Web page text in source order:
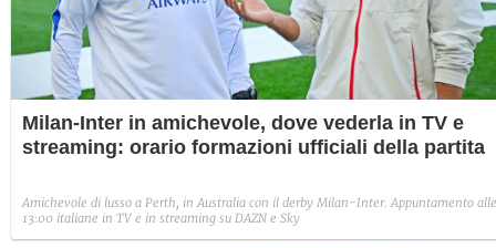
Milan-Inter in amichevole, dove vederla in TV e
streaming: orario formazioni ufficiali della partita
Amichevole di lusso a Perth, in Australia con il derby Milan-Inter. Appuntamento alle
13:00 italiane in TV e in streaming su DAZN e Sky